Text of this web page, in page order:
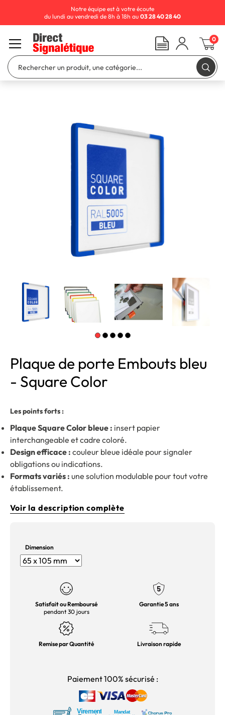
Plaque de porte Embouts bleu
- Square Color
Les points forts :
Plaque Square Color bleue : insert papier
interchangeable et cadre coloré.
Design efficace : couleur bleue idéale pour signaler
obligations ou indications.
Formats variés : une solution modulable pour tout votre
établissement.
Voir la description complète
Dimension
Satisfait ou Remboursé
pendant 30 jours
Garantie 5 ans
Remise par Quantité Livraison rapide
Paiement 100% sécurisé :
Notre équipe est à votre écoute
du lundi au vendredi de 8h à 18h au 03 28 40 28 40
0